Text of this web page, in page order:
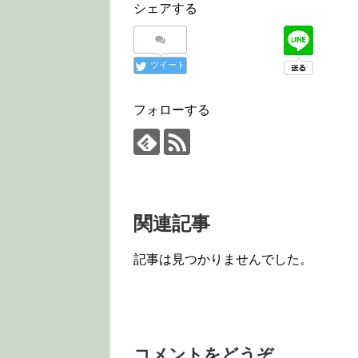
シェアする
ツイート
フォローする
関連記事
記事は見つかりませんでした。